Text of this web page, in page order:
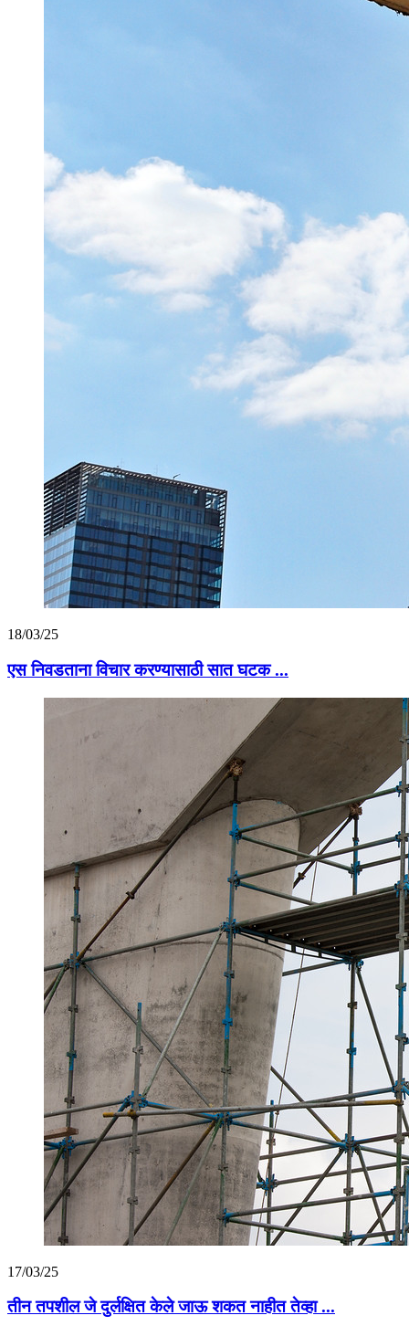
18/03/25
एस निवडताना विचार करण्यासाठी सात घटक ...
17/03/25
तीन तपशील जे दुर्लक्षित केले जाऊ शकत नाहीत तेव्हा ...